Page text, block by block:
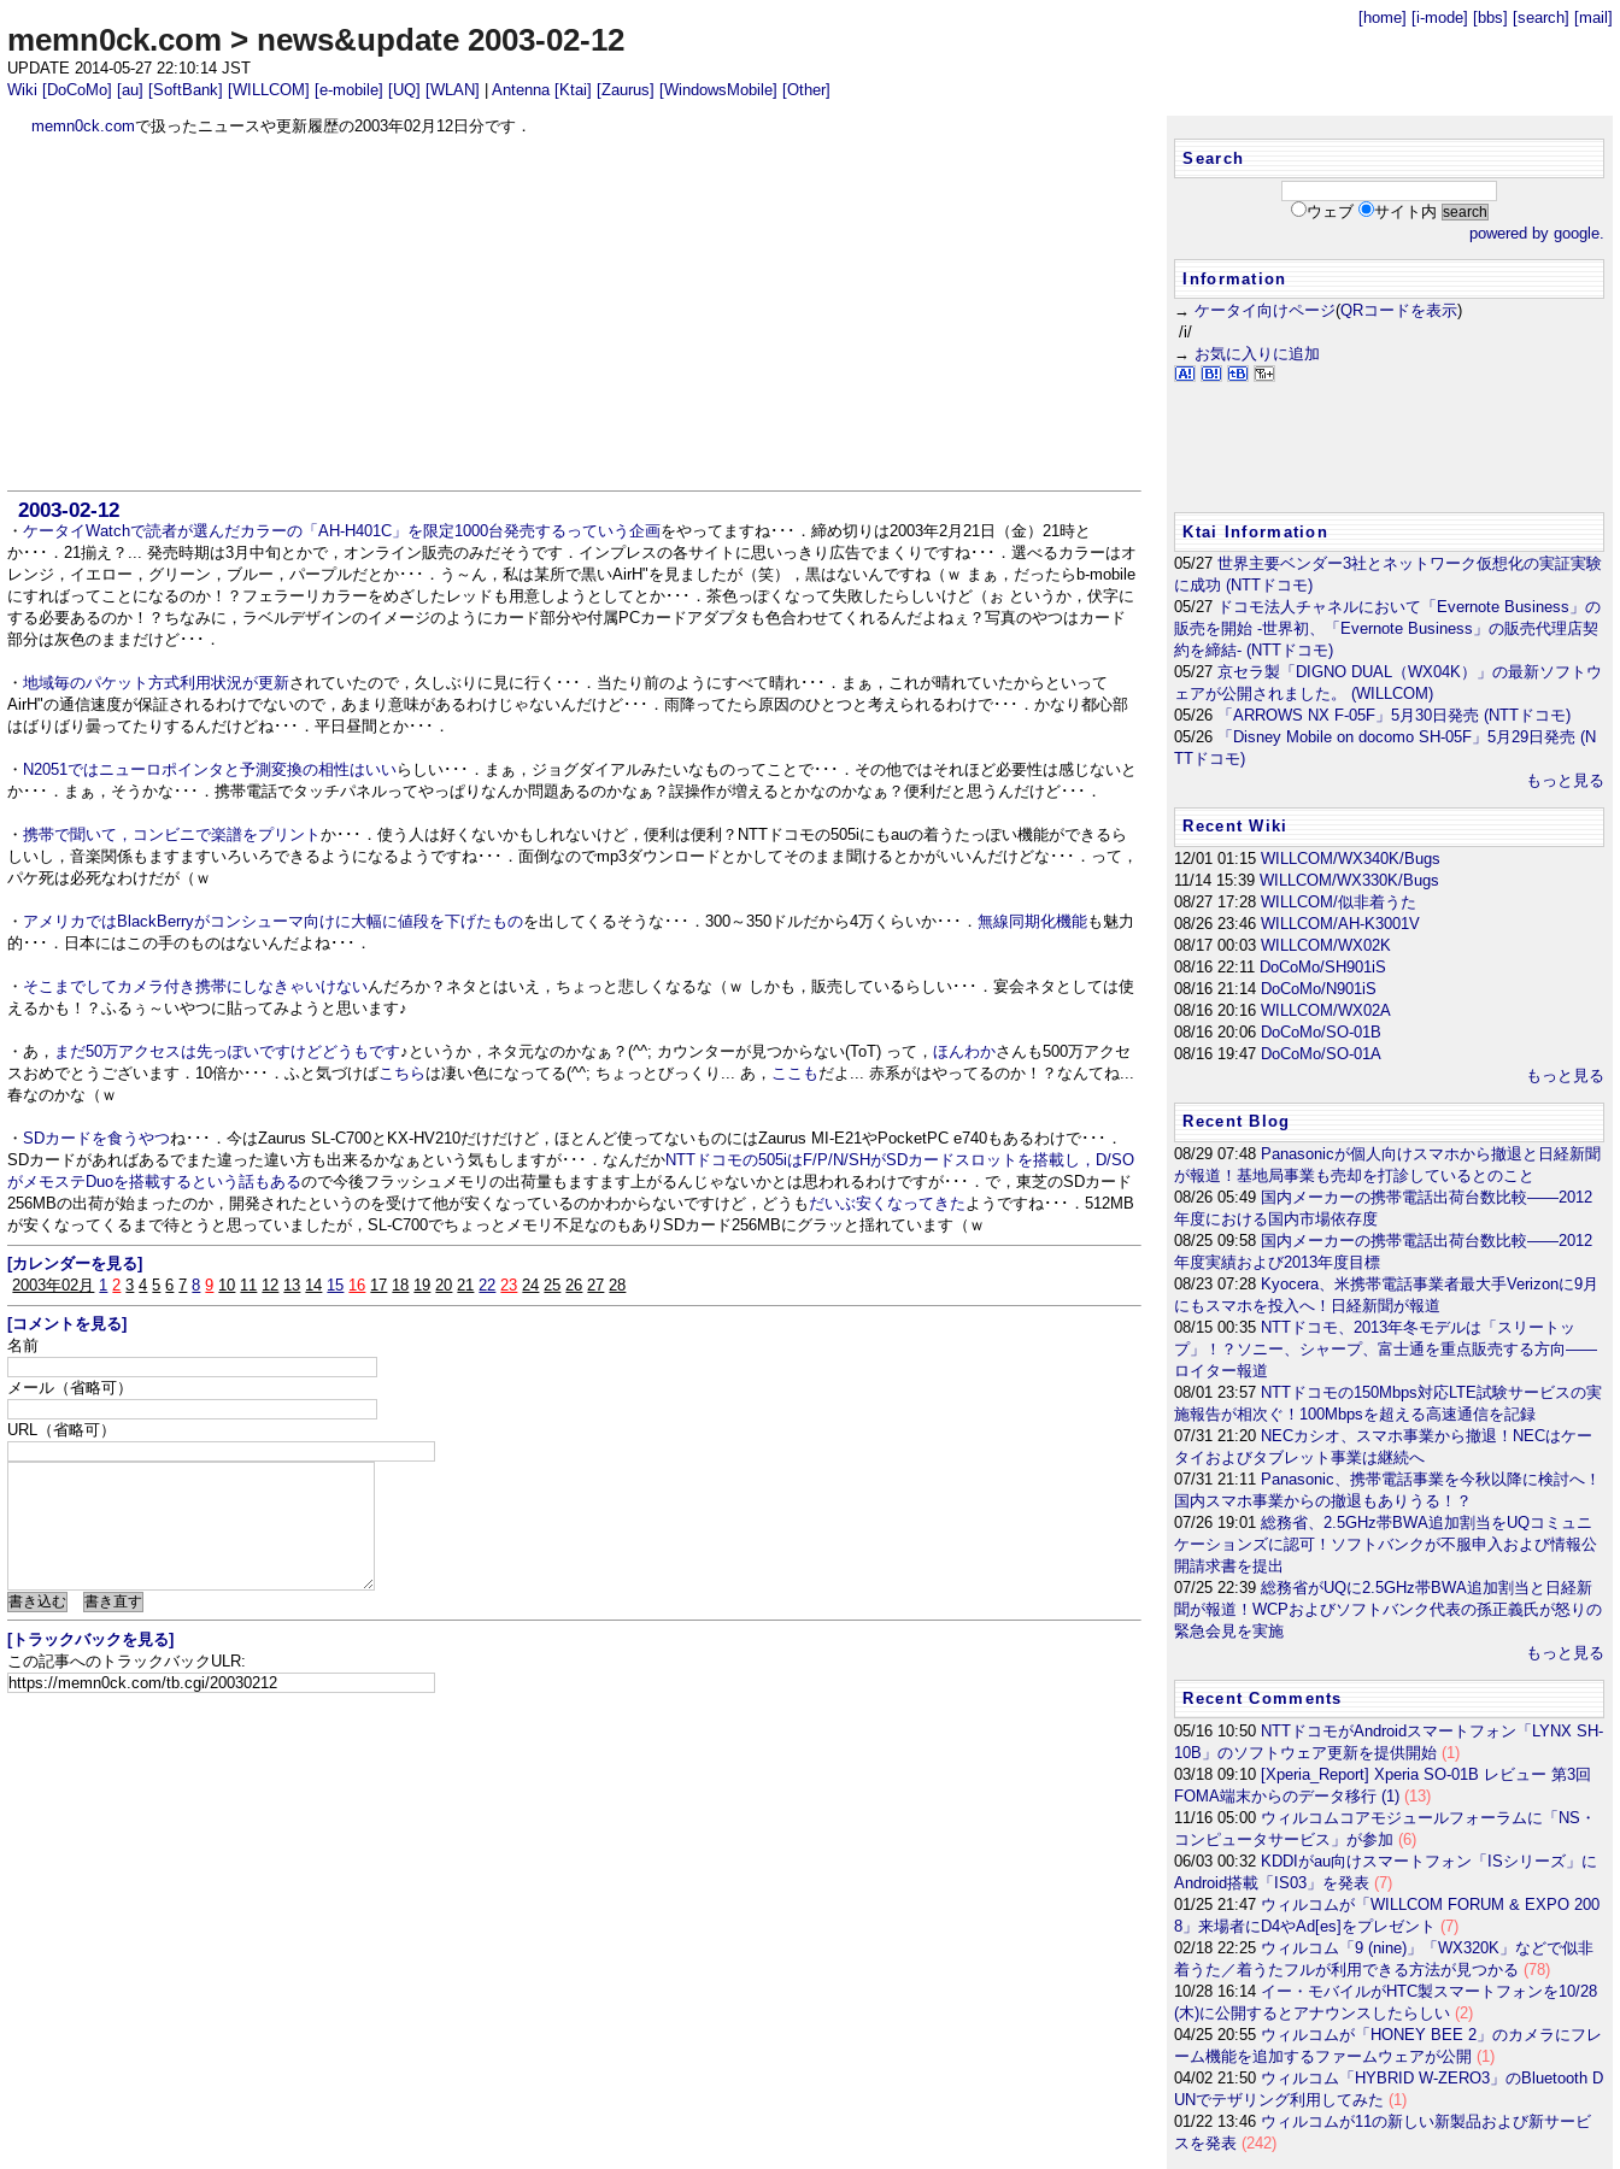
[home] [i-mode] [bbs] [search] [mail]
memn0ck.com > news&update 2003-02-12
UPDATE 2014-05-27 22:10:14 JST
Wiki [DoCoMo] [au] [SoftBank] [WILLCOM] [e-mobile] [UQ] [WLAN] |Antenna [Ktai] [Zaurus] [WindowsMobile] [Other]
memn0ck.comで扱ったニュースや更新履歴の2003年02月12日分です．
2003-02-12
・ケータイWatchで読者が選んだカラーの「AH-H401C」を限定1000台発売するっていう企画をやってますね･･･．締め切りは2003年2月21日（金）21時と
か･･･．21揃え？... 発売時期は3月中旬とかで，オンライン販売のみだそうです．インプレスの各サイトに思いっきり広告でまくりですね･･･．選べるカラーはオ
レンジ，イエロー，グリーン，ブルー，パープルだとか･･･．う～ん，私は某所で黒いAirH"を見ましたが（笑），黒はないんですね（ｗ まぁ，だったらb-mobile
にすればってことになるのか！？フェラーリカラーをめざしたレッドも用意しようとしてとか･･･．茶色っぽくなって失敗したらしいけど（ぉ というか，伏字に
する必要あるのか！？ちなみに，ラベルデザインのイメージのようにカード部分や付属PCカードアダプタも色合わせてくれるんだよねぇ？写真のやつはカード
部分は灰色のままだけど･･･．
・地域毎のパケット方式利用状況が更新されていたので，久しぶりに見に行く･･･．当たり前のようにすべて晴れ･･･．まぁ，これが晴れていたからといって
AirH"の通信速度が保証されるわけでないので，あまり意味があるわけじゃないんだけど･･･．雨降ってたら原因のひとつと考えられるわけで･･･．かなり都心部
はばりばり曇ってたりするんだけどね･･･．平日昼間とか･･･．
・ N2051ではニューロポインタと予測変換の相性はいいらしい･･･．まぁ，ジョグダイアルみたいなものってことで･･･．その他ではそれほど必要性は感じないと
か･･･．まぁ，そうかな･･･．携帯電話でタッチパネルってやっぱりなんか問題あるのかなぁ？誤操作が増えるとかなのかなぁ？便利だと思うんだけど･･･．
・携帯で聞いて，コンビニで楽譜をプリントか･･･．使う人は好くないかもしれないけど，便利は便利？NTTドコモの505iにもauの着うたっぽい機能ができるら
しいし，音楽関係もますますいろいろできるようになるようですね･･･．面倒なのでmp3ダウンロードとかしてそのまま聞けるとかがいいんだけどな･･･．って，
パケ死は必死なわけだが（ｗ
・ アメリカではBlackBerryがコンシューマ向けに大幅に値段を下げたものを出してくるそうな･･･．300～350ドルだから4万くらいか･･･．無線同期化機能も魅力
的･･･．日本にはこの手のものはないんだよね･･･．
・ そこまでしてカメラ付き携帯にしなきゃいけないんだろか？ネタとはいえ，ちょっと悲しくなるな（ｗ しかも，販売しているらしい･･･．宴会ネタとしては使
えるかも！？ふるぅ～いやつに貼ってみようと思います♪
・あ， まだ50万アクセスは先っぽいですけどどうもです♪というか，ネタ元なのかなぁ？(^^; カウンターが見つからない(ToT) って，ほんわかさんも500万アクセ
スおめでとうございます．10倍か･･･．ふと気づけばこちら は凄い色になってる(^^; ちょっとびっくり... あ， ここも だよ... 赤系がはやってるのか！？なんてね...
春なのかな（ｗ
・SDカードを食うやつね･･･．今はZaurus SL-C700とKX-HV210だけだけど，ほとんど使ってないものにはZaurus MI-E21やPocketPC e740もあるわけで･･･．
SDカードがあればあるでまた違った違い方も出来るかなぁという気もしますが･･･．なんだかNTTドコモの505iはF/P/N/SHがSDカードスロットを搭載し，D/SO
がメモステDuoを搭載するという話もあるので今後フラッシュメモリの出荷量もますます上がるんじゃないかとは思われるわけですが･･･．で，東芝のSDカード
256MBの出荷が始まったのか，開発されたというのを受けて他が安くなっているのかわからないですけど，どうも だいぶ安くなってきたようですね･･･．512MB
が安くなってくるまで待とうと思っていましたが，SL-C700でちょっとメモリ不足なのもありSDカード256MBにグラッと揺れています（ｗ
[カレンダーを見る]
2003年02月 1 2 3 4 5 6 7 8 9 10 11 12 13 14 15 16 17 18 19 20 21 22 23 24 25 26 27 28
[コメントを見る]
名前
メール（省略可）
URL（省略可）
[トラックバックを見る]
この記事へのトラックバックULR:
Search
ウェブ
サイト内
powered by google.
Information
→ケータイ向けページ(QRコードを表示)
/i/
→ お気に入りに追加
Ktai Information
05/27世界主要ベンダー3社とネットワーク仮想化の実証実験
に成功 (NTTドコモ)
05/27 ドコモ法人チャネルにおいて「Evernote Business」の
販売を開始 -世界初、「Evernote Business」の販売代理店契
約を締結- (NTTドコモ)
05/27京セラ製「DIGNO DUAL（WX04K）」の最新ソフトウ
ェアが公開されました。 (WILLCOM)
05/26
「ARROWS NX F-05F」5月30日発売 (NTTドコモ)
05/26
「Disney Mobile on docomo SH-05F」5月29日発売 (N
TTドコモ)
もっと見る
Recent Wiki
12/01 01:15WILLCOM/WX340K/Bugs
11/14 15:39WILLCOM/WX330K/Bugs
08/27 17:28WILLCOM/似非着うた
08/26 23:46WILLCOM/AH-K3001V
08/17 00:03WILLCOM/WX02K
08/16 22:11 DoCoMo/SH901iS
08/16 21:14 DoCoMo/N901iS
08/16 20:16WILLCOM/WX02A
08/16 20:06 DoCoMo/SO-01B
08/16 19:47 DoCoMo/SO-01A
もっと見る
Recent Blog
08/29 07:48 Panasonicが個人向けスマホから撤退と日経新聞
が報道！基地局事業も売却を打診しているとのこと
08/26 05:49 国内メーカーの携帯電話出荷台数比較――2012
年度における国内市場依存度
08/25 09:58 国内メーカーの携帯電話出荷台数比較――2012
年度実績および2013年度目標
08/23 07:28 Kyocera、米携帯電話事業者最大手Verizonに9月
にもスマホを投入へ！日経新聞が報道
08/15 00:35 NTTドコモ、2013年冬モデルは「スリートッ
プ」！？ソニー、シャープ、富士通を重点販売する方向――
ロイター報道
08/01 23:57 NTTドコモの150Mbps対応LTE試験サービスの実
施報告が相次ぐ！100Mbpsを超える高速通信を記録
07/31 21:20 NECカシオ、スマホ事業から撤退！NECはケー
タイおよびタブレット事業は継続へ
07/31 21:11 Panasonic、携帯電話事業を今秋以降に検討へ！
国内スマホ事業からの撤退もありうる！？
07/26 19:01総務省、2.5GHz帯BWA追加割当をUQコミュニ
ケーションズに認可！ソフトバンクが不服申入および情報公
開請求書を提出
07/25 22:39総務省がUQに2.5GHz帯BWA追加割当と日経新
聞が報道！WCPおよびソフトバンク代表の孫正義氏が怒りの
緊急会見を実施
もっと見る
Recent Comments
05/16 10:50 NTTドコモがAndroidスマートフォン「LYNX SH-
10B」のソフトウェア更新を提供開始(1)
03/18 09:10 [Xperia_Report] Xperia SO-01B レビュー 第3回
FOMA端末からのデータ移行 (1)(13)
11/16 05:00 ウィルコムコアモジュールフォーラムに「NS・
コンピュータサービス」が参加(6)
06/03 00:32 KDDIがau向けスマートフォン「ISシリーズ」に
Android搭載「IS03」を発表(7)
01/25 21:47 ウィルコムが「WILLCOM FORUM & EXPO 200
8」来場者にD4やAd[es]をプレゼント(7)
02/18 22:25 ウィルコム「9 (nine)」「WX320K」などで似非
着うた／着うたフルが利用できる方法が見つかる(78)
10/28 16:14 イー・モバイルがHTC製スマートフォンを10/28
(木)に公開するとアナウンスしたらしい(2)
04/25 20:55 ウィルコムが「HONEY BEE 2」のカメラにフレ
ーム機能を追加するファームウェアが公開(1)
04/02 21:50 ウィルコム「HYBRID W-ZERO3」のBluetooth D
UNでテザリング利用してみた(1)
01/22 13:46 ウィルコムが11の新しい新製品および新サービ
スを発表(242)